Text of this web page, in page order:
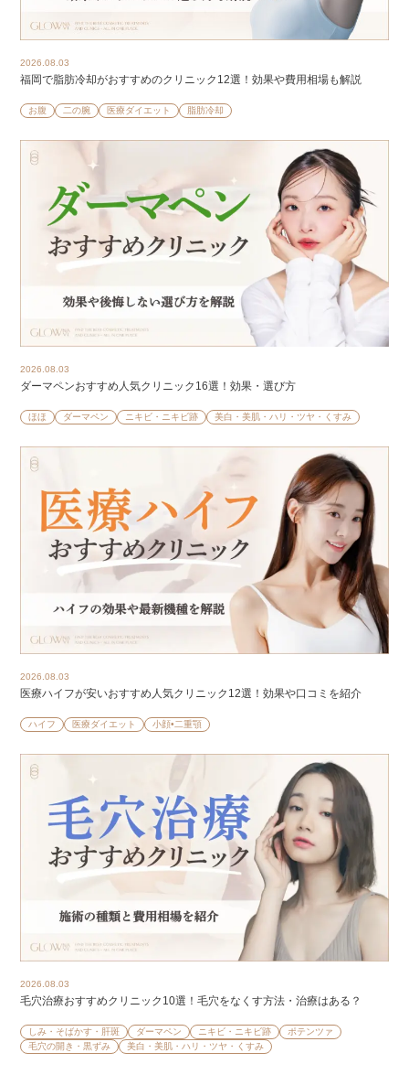
2026.08.03
福岡で脂肪冷却がおすすめのクリニック12選！効果や費用相場も解説
お腹 二の腕 医療ダイエット 脂肪冷却
2026.08.03
ダーマペンおすすめ人気クリニック16選！効果・選び方
ほほ ダーマペン ニキビ・ニキビ跡 美白・美肌・ハリ・ツヤ・くすみ
2026.08.03
医療ハイフが安いおすすめ人気クリニック12選！効果や口コミを紹介
ハイフ 医療ダイエット 小顔•二重顎
2026.08.03
毛穴治療おすすめクリニック10選！毛穴をなくす方法・治療はある？
しみ・そばかす・肝斑 ダーマペン ニキビ・ニキビ跡
ポテンツァ
毛穴の開き・黒ずみ
美白・美肌・ハリ・ツヤ・くすみ